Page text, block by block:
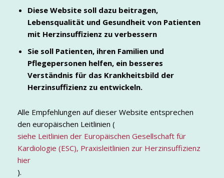
Diese Website soll dazu beitragen,
Lebensqualität und Gesundheit von Patienten
mit Herzinsuffizienz zu verbessern
Sie soll Patienten, ihren Familien und
Pflegepersonen helfen, ein besseres
Verständnis für das Krankheitsbild der
Herzinsuffizienz zu entwickeln.
Alle Empfehlungen auf dieser Website entsprechen
den europäischen Leitlinien (
siehe Leitlinien der Europäischen Gesellschaft für
Kardiologie (ESC), Praxisleitlinien zur Herzinsuffizienz
hier
).